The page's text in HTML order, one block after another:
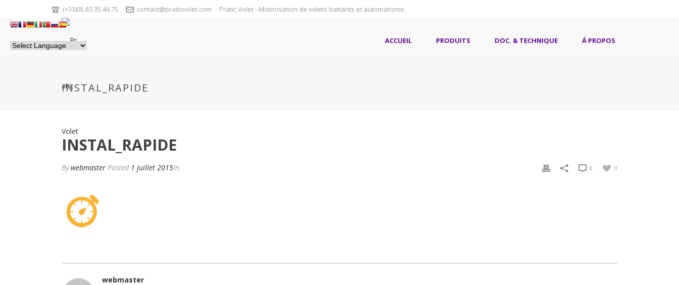
(+33)05.63.35.44.75 contact@praticvolet.com Pratic Volet - Motorisation de volets battants et automatisme.
ACCUEIL PRODUITS DOC. & TECHNIQUE Á PROPOS
INSTAL_RAPIDE
INSTAL_RAPIDE
Bywebmaster Posted 1 juillet 2015In 0
0
webmaster